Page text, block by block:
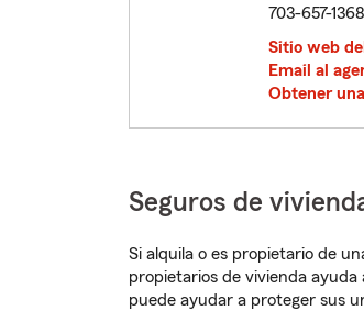
703-657-1368
Sitio web
Email al
Obtener
Seguros de
Si alquila o es propietario de
propietarios de vivienda
puede ayudar a proteger sus